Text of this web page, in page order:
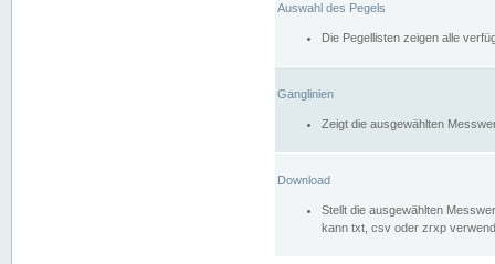
Auswahl des Pegels
Die Pegellisten zeigen alle
Ganglinien
Zeigt die ausgewählten
Download
Stellt die ausgewählten
kann txt, csv oder zrxp